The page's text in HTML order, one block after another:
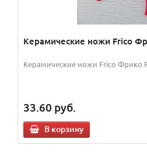
Керамические ножи Frico
Керамические ножи Frico Фрико
33.60 руб.
В корзину